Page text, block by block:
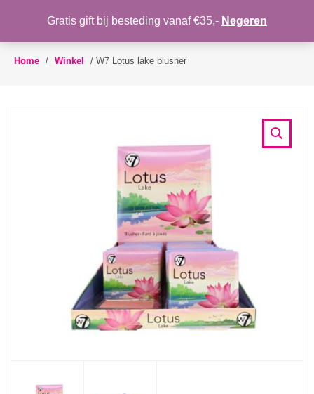
Toggle
WENSLIJST
Home / Winkel / W7 Lotus lake blusher
Gratis gift bij besteding vanaf €35,- Negeren